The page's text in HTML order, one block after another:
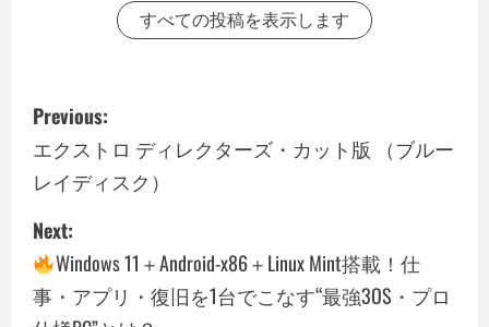
すべての投稿を表示します
P
o
s
t
n
Previous:
エクストロ ディレクターズ・カット版 （ブルー
レイディスク）
Next:
Windows 11＋Android-x86＋Linux Mint搭載！仕
事・アプリ・復旧を1台でこなす“最強3OS・プロ